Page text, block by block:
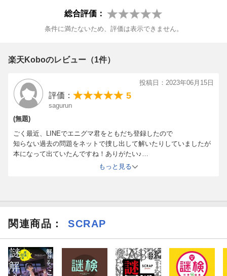
総合評価：
条件に満たないため、評価は表示できません。
楽天Koboのレビュー（1件）
投稿日：2023年06月15日
評価： 5
sagurun
(無題)
ごく最近、LINEでエニグマ君をともだち登録したので
知らない過去の問題をネットで捜し出して解いたりしていましたが
本になって出ていたんですね！ありがたい♪
ただ、結構あっという間に解き終えてしまい、難易度的には少し物
もっと見る
関連商品 ： SCRAP